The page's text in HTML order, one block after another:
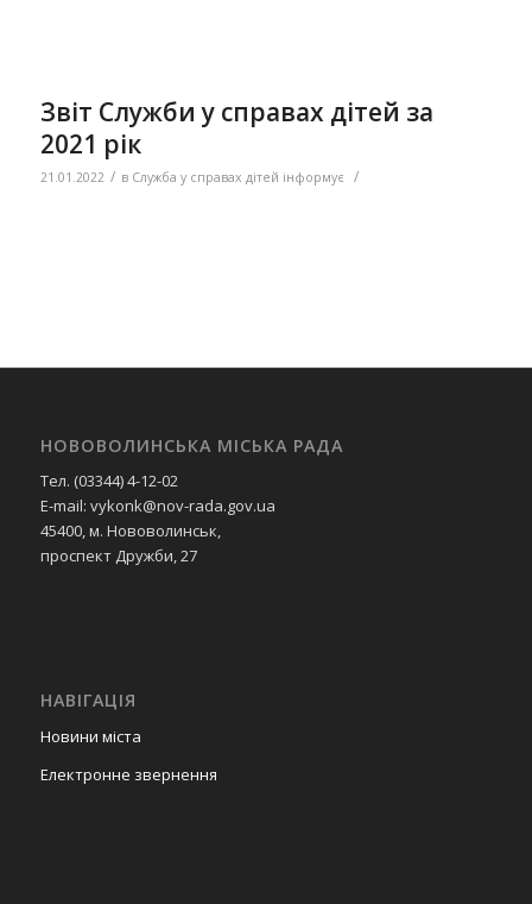
Звіт Служби у справах дітей за
2021 рік
21.01.2022 / в Служба у справах дітей інформує /
НОВОВОЛИНСЬКА МІСЬКА РАДА
Тел. (03344) 4-12-02
E-mail: vykonk@nov-rada.gov.ua
45400, м. Нововолинськ,
проспект Дружби, 27
НАВІГАЦІЯ
Новини міста
Електронне звернення